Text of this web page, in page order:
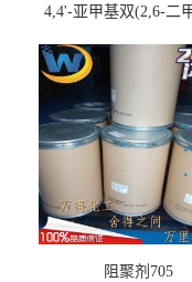
4,4'-亚甲基双(2,6-二
阻聚剂705